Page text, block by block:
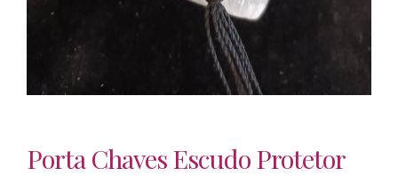
Porta Chaves Escudo Protetor